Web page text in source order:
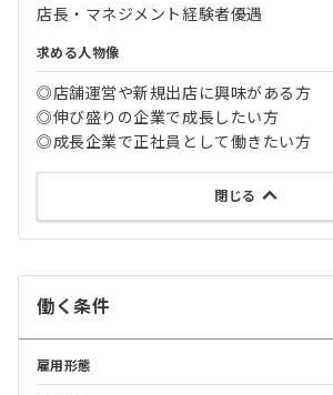
店長・マネジメント経験者優遇
求める人物像
◎店舗運営や新規出店に興味がある方
◎伸び盛りの企業で成長したい方
◎成長企業で正社員として働きたい方
閉じる
働く条件
雇用形態